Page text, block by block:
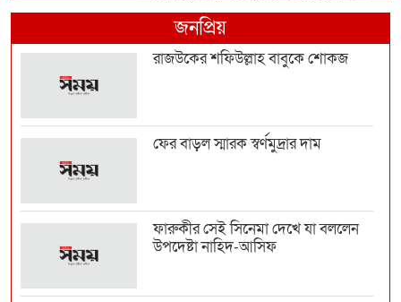
দেওয়ার চক্রান্ত হয়...
ভারত-চীনের ওপর ১০০ শতাংশ শুল্ক
জনপ্রিয়
রাজউকের শফিউল্লাহ বাবুকে শোকজ
ফের বাড়ল স্মারক স্বর্ণমুদ্রার দাম
ফারুকীর সেই সিনেমা দেখে যা বললেন
উপদেষ্টা নাহিদ-আসিফ